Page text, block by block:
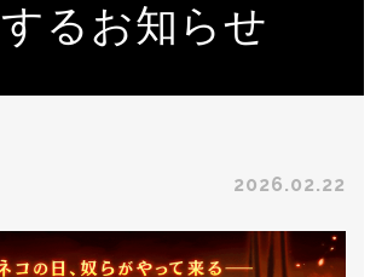
するお知らせ
2026.02.22